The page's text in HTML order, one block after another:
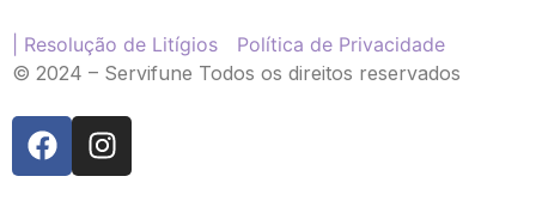
| Resolução de Litígios
Política de Privacidade
© 2024 – Servifune Todos os direitos reservados